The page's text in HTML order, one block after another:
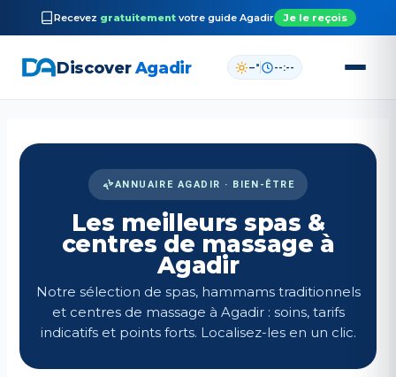
Recevez gratuitementvotre guide Agadir Je le reçois
DiscoverAgadir –° --:--
contenu
ANNUAIRE AGADIR · BIEN-ÊTRE
Les meilleurs spas &
centres de massage à
Agadir
Notre sélection de spas, hammams traditionnels
et centres de massage à Agadir : soins, tarifs
indicatifs et points forts. Localisez-les en un clic.